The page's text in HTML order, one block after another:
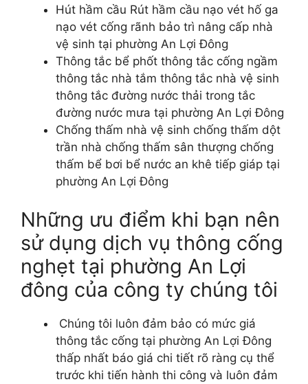
Hút hầm cầu Rút hầm cầu nạo vét hố ga
nạo vét cống rãnh bảo trì nâng cấp nhà
vệ sinh tại phường An Lợi Đông
Thông tắc bể phốt thông tắc cống ngầm
thông tắc nhà tắm thông tắc nhà vệ sinh
thông tắc đường nước thải trong tắc
đường nước mưa tại phường An Lợi Đông
Chống thấm nhà vệ sinh chống thấm dột
trần nhà chống thấm sân thượng chống
thấm bể bơi bể nước an khê tiếp giáp tại
phường An Lợi Đông
Những ưu điểm khi bạn nên
sử dụng dịch vụ thông cống
nghẹt tại phường An Lợi
đông của công ty chúng tôi
Chúng tôi luôn đảm bảo có mức giá
thông tắc cống tại phường An Lợi Đông
thấp nhất báo giá chi tiết rõ ràng cụ thể
trước khi tiến hành thi công và luôn đảm